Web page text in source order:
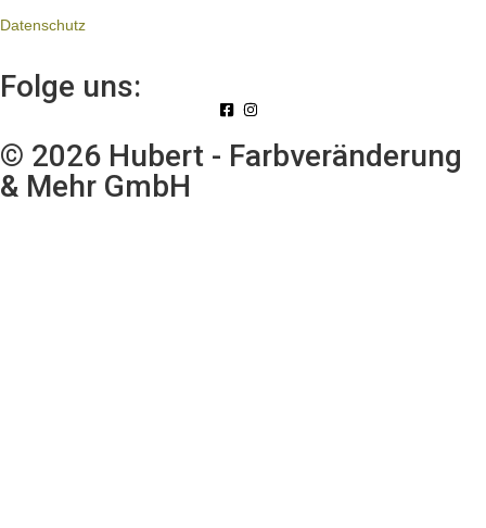
Datenschutz
Folge uns:
© 2026 Hubert - Farbveränderung
& Mehr GmbH